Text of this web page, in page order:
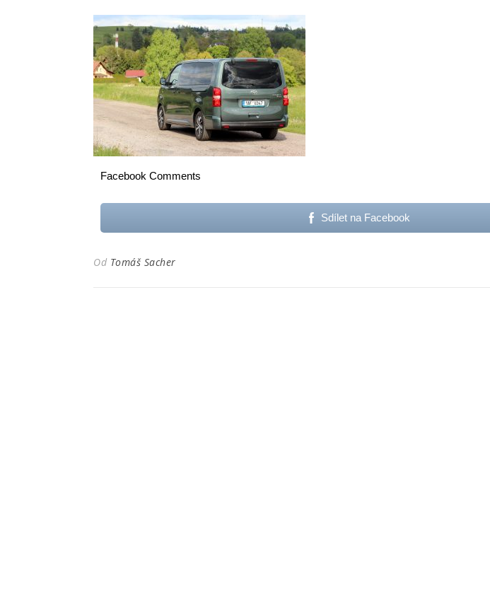
Facebook Comments
Sdílet na Facebook
Od Tomáš Sacher